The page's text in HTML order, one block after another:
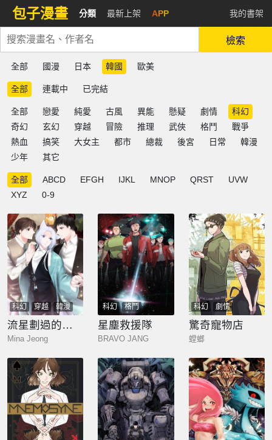
包子漫畫 分類 最新上架 APP 我的書架
檢索
全部 國漫 日本 韓國 歐美
全部 連載中 已完結
全部 戀愛 純愛 古風 異能 懸疑 劇情
科幻
奇幻
玄幻 穿越 冒險 推理 武俠 格鬥
戰爭
熱血
搞笑 大女主 都市 總裁 後宮 日常
韓漫
少年
其它
全部 ABCD EFGH IJKL MNOP QRST
UVW
XYZ
0-9
科幻 穿越 韓漫
流星劃過的街道
Mina Jeong
科幻 格鬥
星塵救援隊
BRAVO JANG
科幻 劇情
驚奇寵物店
螳螂